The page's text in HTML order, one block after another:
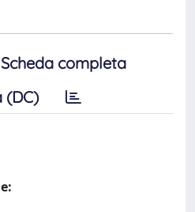
Scheda completa
(DC)